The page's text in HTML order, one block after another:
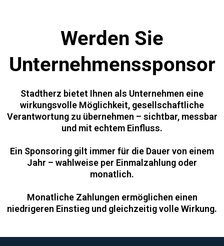
Werden Sie
Unternehmenssponsor
Stadtherz bietet Ihnen als Unternehmen eine
wirkungsvolle Möglichkeit, gesellschaftliche
Verantwortung zu übernehmen – sichtbar, messbar
und mit echtem Einfluss.
Ein Sponsoring gilt immer für die Dauer von einem
Jahr – wahlweise per Einmalzahlung oder
monatlich.
Monatliche Zahlungen ermöglichen einen
niedrigeren Einstieg und gleichzeitig volle Wirkung.